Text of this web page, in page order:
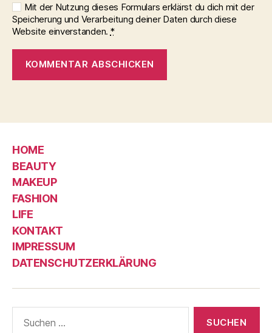
Mit der Nutzung dieses Formulars erklärst du dich mit der
Speicherung und Verarbeitung deiner Daten durch diese
Website einverstanden. *
HOME
BEAUTY
MAKEUP
FASHION
LIFE
KONTAKT
IMPRESSUM
DATENSCHUTZERKLÄRUNG
nach: